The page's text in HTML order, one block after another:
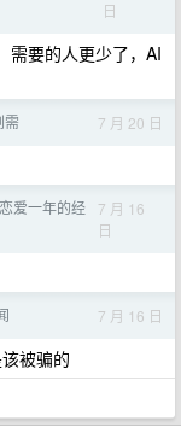
日
需要的人更少了，AI
需 7 月 20 日
爱一年的经
7 月 16
日
7 月 16 日
被骗的